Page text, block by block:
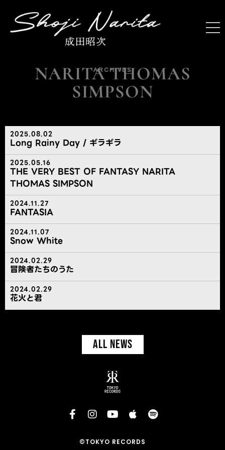
ARCHIVES
NARITA THOMAS
SIMPSON
2025.08.02
Long Rainy Day / ギラギラ
2025.05.16
THE VERY BEST OF FANTASY NARITA
THOMAS SIMPSON
2024.11.27
FANTASIA
2024.11.07
Snow White
2024.02.29
冒険者たちのうた
2024.02.29
花火と君
ALL NEWS
©TOKYO RECORDS